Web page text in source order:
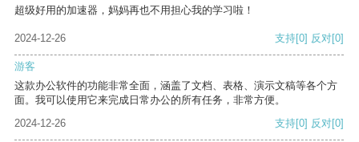
超级好用的加速器，妈妈再也不用担心我的学习啦！
2024-12-26 支持[0] 反对[0]
游客
这款办公软件的功能非常全面，涵盖了文档、表格、演示文稿等各个方
面。我可以使用它来完成日常办公的所有任务，非常方便。
2024-12-26
支持[0] 反对[0]